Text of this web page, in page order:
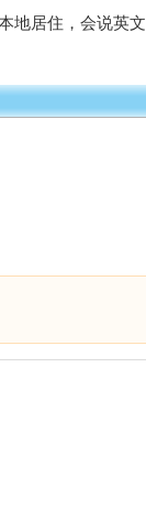
地居住，会说英文